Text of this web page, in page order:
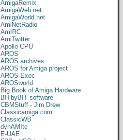
AmigaRemix
AmigaWeb.net
AmigaWorld.net
AmiNetRadio
AmIRC
AmiTwitter
Apollo CPU
AROS
AROS archives
AROS for Amiga project
AROS-Exec
AROSworld
Big Book of Amiga Hardware
BITbyBIT software
CBMStuff - Jim Drew
Classicamiga.com
ClassicWB
dynAMIte
E-UAE